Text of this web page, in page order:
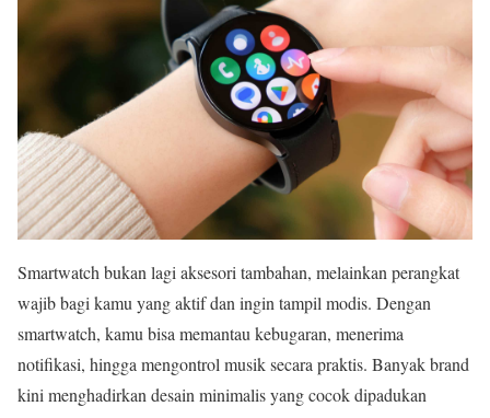
Smartwatch bukan lagi aksesori tambahan, melainkan perangkat
wajib bagi kamu yang aktif dan ingin tampil modis. Dengan
smartwatch, kamu bisa memantau kebugaran, menerima
notifikasi, hingga mengontrol musik secara praktis. Banyak brand
kini menghadirkan desain minimalis yang cocok dipadukan